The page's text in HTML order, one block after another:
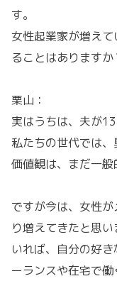
す。
女性起業家が増え
ることはありますか
栗山：
実はうちは、夫が
私たちの世代では
価値観は、まだ一般
ですが今は、女性
り増えてきたと思
いれば、自分の好
ーランスや在宅で働